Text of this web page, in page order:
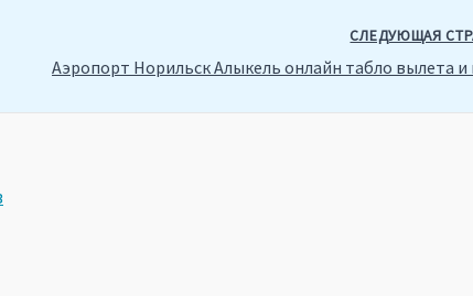
СЛЕДУЮЩАЯ
Аэропорт Норильск Алыкель онлайн табло вылета и